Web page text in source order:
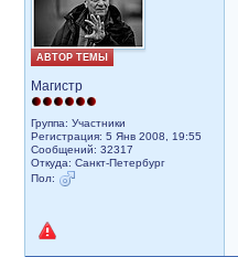
АВТОР ТЕМЫ
Магистр
Группа: Участники
Регистрация: 5 Янв 2008, 19:55
Сообщений: 32317
Откуда: Санкт-Петербург
Пол: